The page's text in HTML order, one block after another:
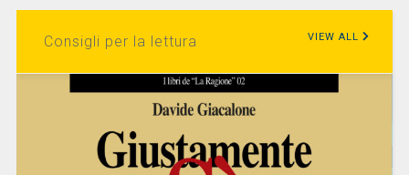
Consigli per la lettura VIEW ALL